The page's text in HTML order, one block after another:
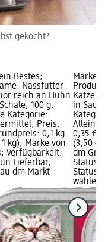
gekocht?
Bestes;
Nassfutter
reich an Huhn
100 g;
Kategorie:
Preis:
0,1 kg
kg); Marke von
Verfügbarkeit:
Lieferbar,
dm Markt
Marke:
Katze
in
0,35 €;
(3,50 €
dm
Status
Status
wählen